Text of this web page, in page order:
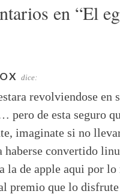
en “El
dice:
revolviendose
de esta seguro
imaginate si no
haberse convertido
la de apple aqui por lo
premio que lo